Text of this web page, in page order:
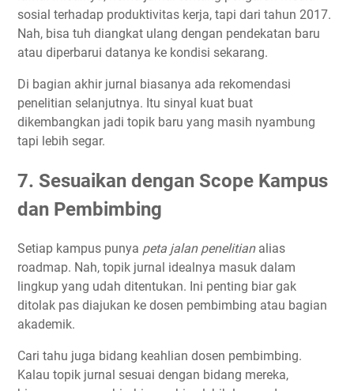
sosial terhadap produktivitas kerja, tapi dari tahun 2017.
Nah, bisa tuh diangkat ulang dengan pendekatan baru
atau diperbarui datanya ke kondisi sekarang.
Di bagian akhir jurnal biasanya ada rekomendasi
penelitian selanjutnya. Itu sinyal kuat buat
dikembangkan jadi topik baru yang masih nyambung
tapi lebih segar.
7. Sesuaikan dengan Scope Kampus
dan Pembimbing
Setiap kampus punya peta jalan penelitianalias
roadmap. Nah, topik jurnal idealnya masuk dalam
lingkup yang udah ditentukan. Ini penting biar gak
ditolak pas diajukan ke dosen pembimbing atau bagian
akademik.
Cari tahu juga bidang keahlian dosen pembimbing.
Kalau topik jurnal sesuai dengan bidang mereka,